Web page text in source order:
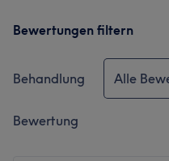
Bewertungen filtern
Behandlung Alle
Bewertung